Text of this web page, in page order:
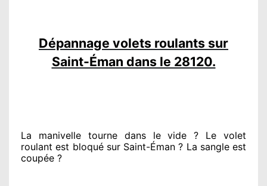
Dépannage volets roulants sur
Saint-Éman dans le 28120.
La manivelle tourne dans le vide ? Le volet
roulant est bloquésur Saint-Éman ? La sangle est
coupée ?